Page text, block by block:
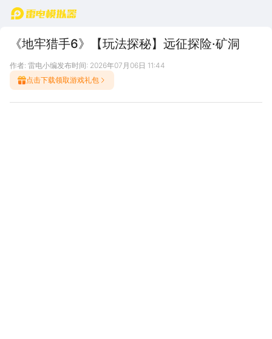
首页
《地牢猎手6》【玩法探秘】远征探险·矿洞
作者: 雷电小编发布时间: 2026年07月06日 11:44
点击下载领取游戏礼包